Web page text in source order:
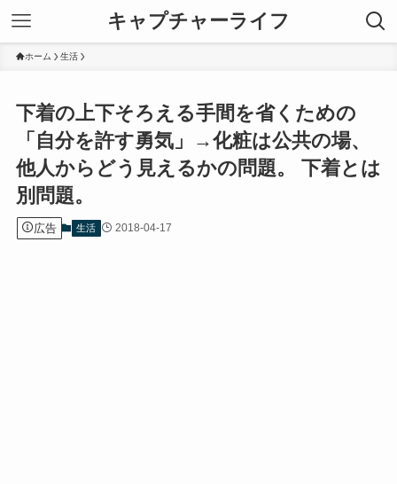
キャプチャーライフ
ホーム 生活
下着の上下そろえる手間を省くための
「自分を許す勇気」→化粧は公共の場、
他人からどう見えるかの問題。 下着とは
別問題。
広告 生活 2018-04-17